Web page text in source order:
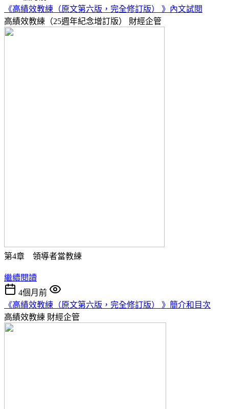
《高績效教練（原文第六版，完全修訂版） 》內文試閱
高績效教練（25週年紀念增訂版） 財經企管
第4章 領導者當教練
繼續閱讀
4個月前
《高績效教練（原文第六版，完全修訂版） 》簡介和目次
高績效教練 財經企管